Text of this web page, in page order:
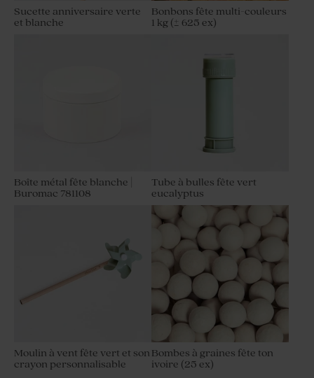
Sucette anniversaire verte
et blanche
Bonbons fête multi-couleurs
1 kg (± 625 ex)
Boîte métal fête blanche |
Buromac 781108
Tube à bulles fête vert
eucalyptus
Moulin à vent fête vert et son
crayon personnalisable
Bombes à graines fête ton
ivoire (25 ex)